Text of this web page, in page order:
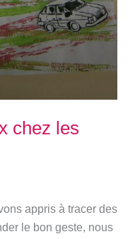
chez les
appris à tracer des
le bon geste, nous